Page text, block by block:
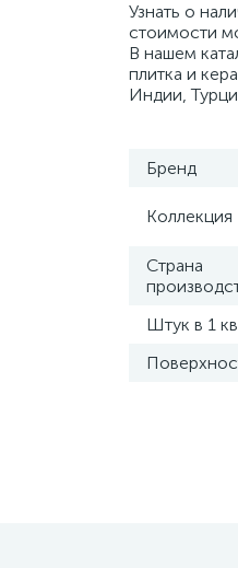
Узнать о
стоимости
В нашем
плитка и
Индии,
Бренд
Коллекция
Страна
Штук в 1